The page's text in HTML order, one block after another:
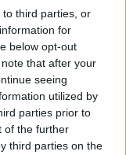
third parties, or
for
below opt-out
that after your
seeing
utilized by
parties prior to
of the further
third parties on the